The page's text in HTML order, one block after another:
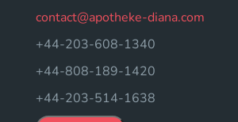
contact@apotheke-diana.com
+44-203-608-1340
+44-808-189-1420
+44-203-514-1638